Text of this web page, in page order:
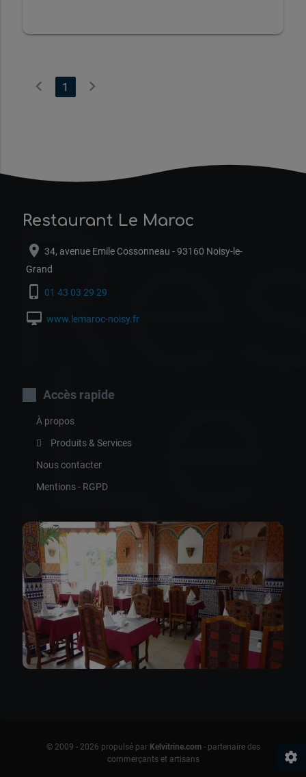
chevron_left 1 chevron_right
Le
Restaurant Le Maroc
location_on 34, avenue Emile Cossonneau - 93160 Noisy-le-
Grand
phone_iphone 01 43 03 29 29
desktop_mac www.lemaroc-noisy.fr
Accès rapide
À propos
Produits & Services
Nous contacter
Mentions - RGPD
© 2009 - 2026 propulsé par Kelvitrine.com- partenaire des
commerçants et artisans
settings